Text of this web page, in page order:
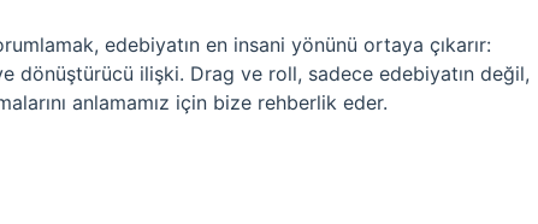
edebiyatın en insani yönünü ortaya çıkarır:
dönüştürücü ilişki. Drag ve roll, sadece edebiyatın değil,
anlamamız için bize rehberlik eder.